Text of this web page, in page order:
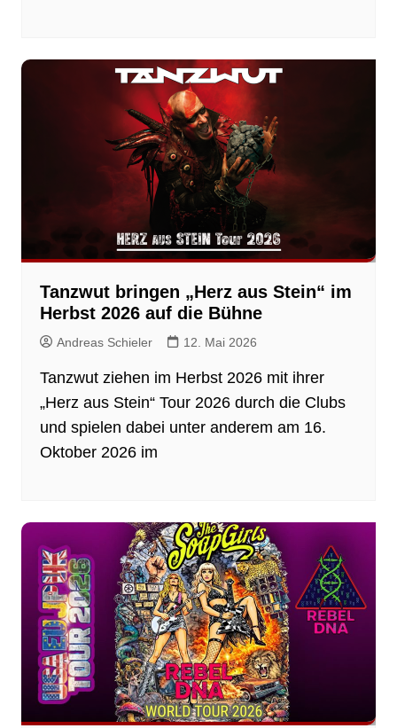
Tanzwut bringen „Herz aus Stein“ im
Herbst 2026 auf die Bühne
Andreas Schieler 12. Mai 2026
Tanzwut ziehen im Herbst 2026 mit ihrer
„Herz aus Stein“ Tour 2026 durch die Clubs
und spielen dabei unter anderem am 16.
Oktober 2026 im